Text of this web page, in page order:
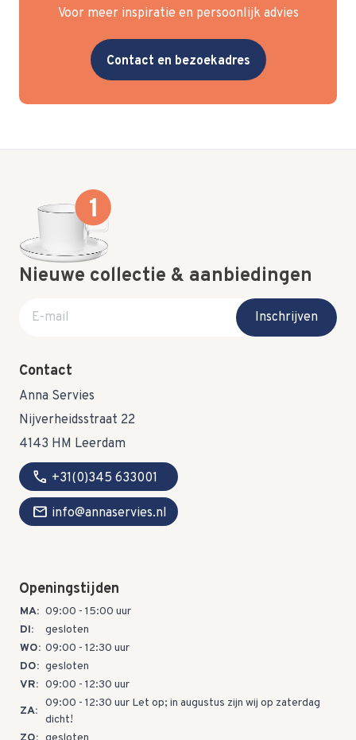
Voor meer inspiratie en persoonlijk advies
Contact en bezoekadres
Nieuwe collectie & aanbiedingen
Inschrijven
Contact
Anna Servies
Nijverheidsstraat 22
4143 HM Leerdam
call +31(0)345 633001
mail info@annaservies.nl
Openingstijden
MA: 09:00 - 15:00 uur
DI:
gesloten
WO: 09:00 - 12:30 uur
DO: gesloten
VR: 09:00 - 12:30 uur
ZA:
09:00 - 12:30 uur Let op; in augustus zijn wij op zaterdag
dicht!